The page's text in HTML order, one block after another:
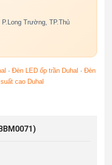
Trường, TP.Thủ
· Đèn LED ốp trần Duhal · Đèn
cao Duhal